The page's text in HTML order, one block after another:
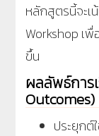
หลักสูตรนี้จะเ
Workshop เพื่
ขึ้น
ผลลัพธ์การ
Outcomes)
ประยุกต์